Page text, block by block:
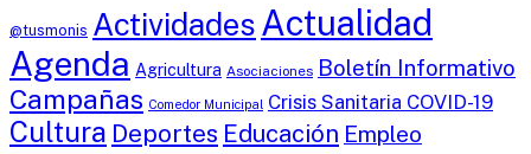
@tusmonis ActividadesActualidad
Agenda Agricultura Asociaciones Boletín Informativo
Campañas Comedor Municipal Crisis Sanitaria COVID-19
Cultura Deportes Educación Empleo